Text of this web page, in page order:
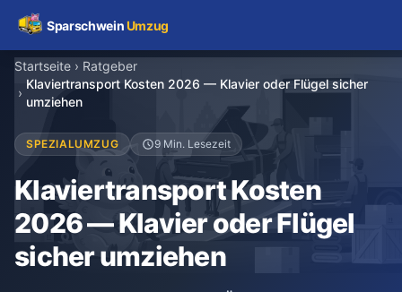
SparschweinUmzug
Umzugspreisvergleich
Umzugskosten
Kostenrechner
Ratgeber
Startseite › Ratgeber
›
Klaviertransport Kosten 2026 — Klavier oder Flügel sicher
umziehen
SPEZIALUMZUG 9 Min. Lesezeit
Klaviertransport Kosten
2026 — Klavier oder Flügel
sicher umziehen